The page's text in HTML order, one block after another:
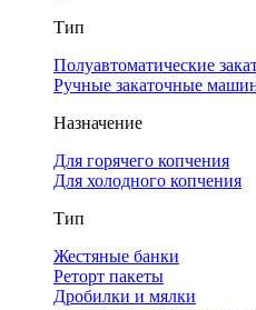
Тип
Полуавтоматические
Ручные закаточные
Назначение
Для горячего копчения
Для холодного копчения
Тип
Жестяные банки
Реторт пакеты
Дробилки и мялки